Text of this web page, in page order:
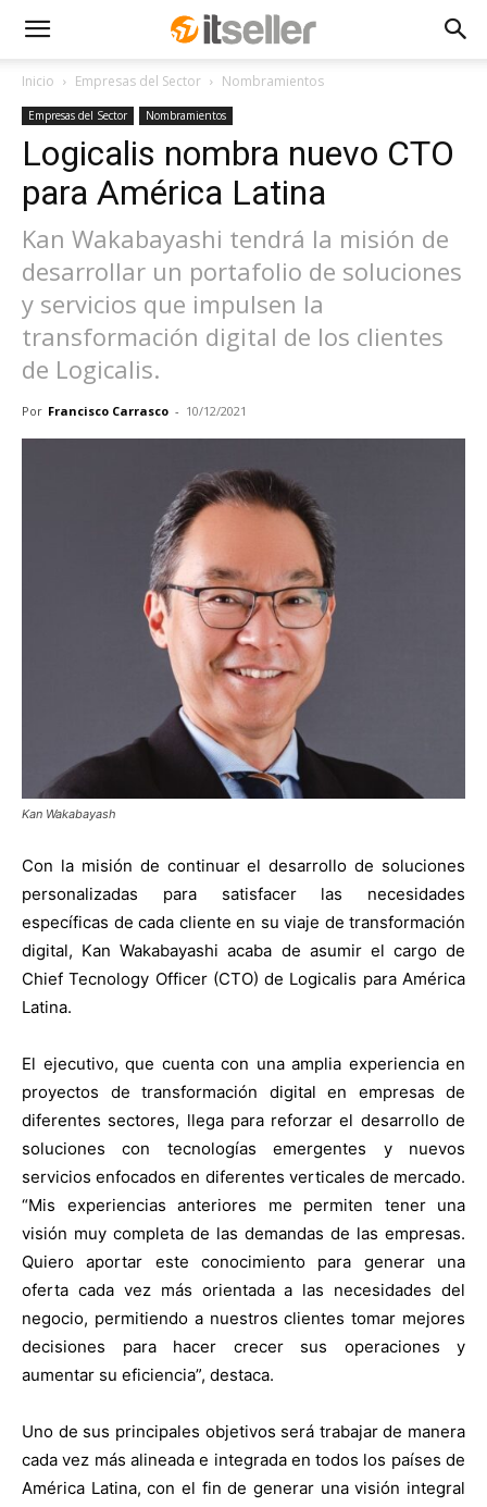
Inicio Empresas del Sector Nombramientos
Empresas del Sector Nombramientos
Logicalis nombra nuevo CTO
para América Latina
Kan Wakabayashi tendrá la misión de
desarrollar un portafolio de soluciones
y servicios que impulsen la
transformación digital de los clientes
de Logicalis.
Por Francisco Carrasco - 10/12/2021
Kan Wakabayash
Con la misión de continuar el desarrollo de soluciones
personalizadas para satisfacer las necesidades
específicas de cada cliente en su viaje de transformación
digital, Kan Wakabayashi acaba de asumir el cargo de
Chief Tecnology Officer (CTO) de Logicalis para América
Latina.
El ejecutivo, que cuenta con una amplia experiencia en
proyectos de transformación digital en empresas de
diferentes sectores, llega para reforzar el desarrollo de
soluciones con tecnologías emergentes y nuevos
servicios enfocados en diferentes verticales de mercado.
“Mis experiencias anteriores me permiten tener una
visión muy completa de las demandas de las empresas.
Quiero aportar este conocimiento para generar una
oferta cada vez más orientada a las necesidades del
negocio, permitiendo a nuestros clientes tomar mejores
decisiones para hacer crecer sus operaciones y
aumentar su eficiencia”, destaca.
Uno de sus principales objetivos será trabajar de manera
cada vez más alineada e integrada en todos los países de
América Latina, con el fin de generar una visión integral